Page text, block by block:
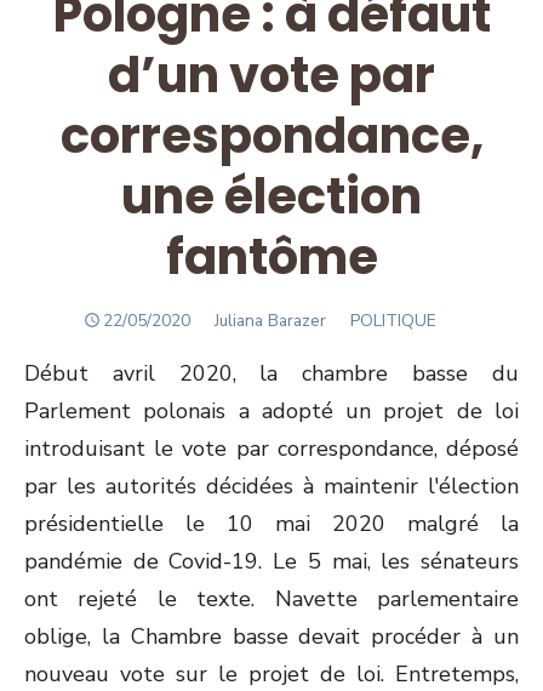
Pologne : à défaut
d’un vote par
correspondance,
une élection
fantôme
POSTED
22/05/2020 Author
Juliana Barazer POLITIQUE
Début avril 2020, la chambre basse du
Parlement polonais a adopté un projet de loi
introduisant le vote par correspondance, déposé
par les autorités décidées à maintenir l'élection
présidentielle le 10 mai 2020 malgré la
pandémie de Covid-19. Le 5 mai, les sénateurs
ont rejeté le texte. Navette parlementaire
oblige, la Chambre basse devait procéder à un
nouveau vote sur le projet de loi. Entretemps,